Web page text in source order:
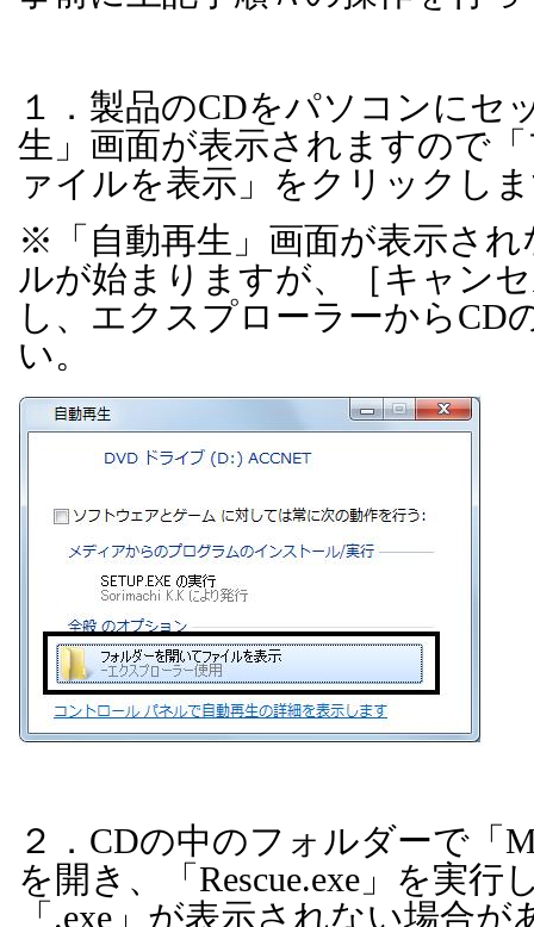
１．製品のCDをパソコンにセ
生」画面が表示されますので
ァイルを表示」をクリックし
※「自動再生」画面が表示さ
ルが始まりますが、［キャン
し、エクスプローラーからCD
い。
２． CDの中のフォルダーで「
を開き、「 Rescue.exe 」を実行
「 .exe 」が表示されない場合が